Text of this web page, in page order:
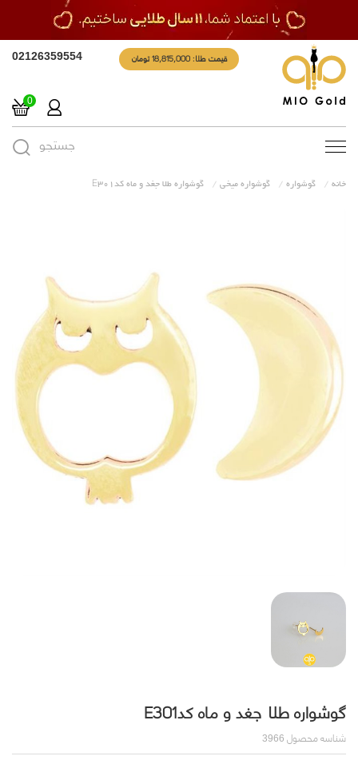
قیمت طلا: 18,815,000 تومان 02126359554
0
Toggle جستجو
خانه گوشواره گوشواره میخی گوشواره طلا جغد و ماه کدE301
گوشواره طلا جغد و ماه کدE301
شناسه محصول